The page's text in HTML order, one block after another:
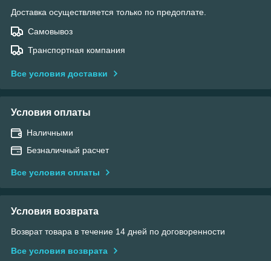
Доставка осуществляется только по предоплате.
Самовывоз
Транспортная компания
Все условия доставки
Условия оплаты
Наличными
Безналичный расчет
Все условия оплаты
Условия возврата
Возврат товара в течение 14 дней по договоренности
Все условия возврата